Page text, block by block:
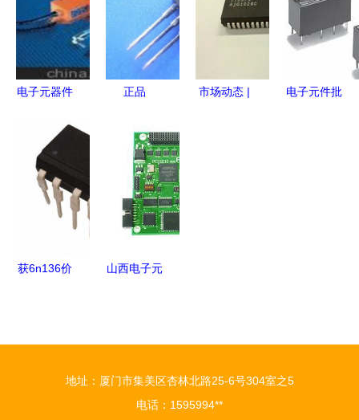
电子元器件
采购 ic芯片
ic元器件 电
子元器件批
F0010的价
格、库存与
规格分析
析与推荐
电子元器件
状 聚焦第
338页供应
商新趋势
正品
率
MOSFET
批发 开启
电子元器件
采购新选择
市场动态 |
电子元件批
获6n136价
舰等多渠道
山西电子元
地址：厦门市集美区杏林北路25-6号304室之5
电话：1595994**